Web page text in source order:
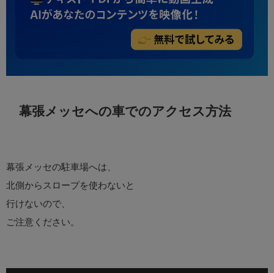
幕張メッセへの車でのアクセス方法
幕張メッセの駐車場へは、
北側からスロープを使わないと
行けないので、
ご注意ください。